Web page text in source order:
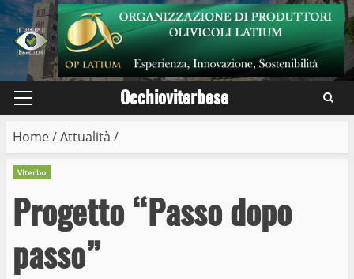
Skip
to
content
Primary
Occhioviterbese
Home/Attualità /
Viterbo
Progetto “Passo dopo
passo”